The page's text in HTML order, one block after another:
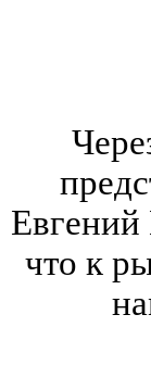
Евгений
что к